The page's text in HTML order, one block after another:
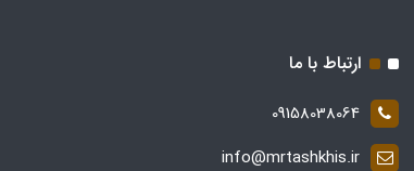
ارتباط با ما
09158038064
info@mrtashkhis.ir